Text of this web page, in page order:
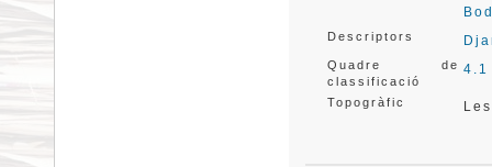
Descriptors
Quadre de
classificació
4.1
Topogràfic